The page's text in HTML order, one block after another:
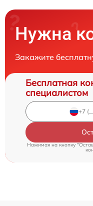
Нужна
Закажите
Бесплатная
специалистом
Нажимая на кнопку